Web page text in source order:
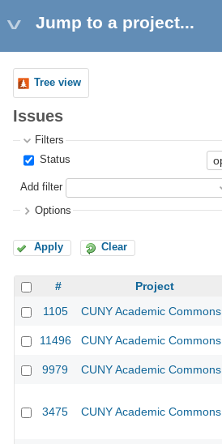
Jump to a project...
Tree view
Issues
Filters
Status
Add filter
Options
Apply Clear
# Project
1105
CUNY Academic Commons
11496 CUNY Academic Commons
9979 CUNY Academic Commons
3475 CUNY Academic Commons